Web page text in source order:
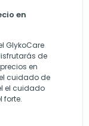
en
GlykoCare
de
en
cuidado de
el cuidado
forte.